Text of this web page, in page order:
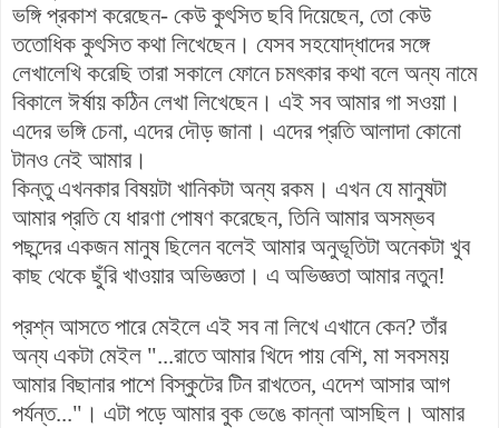
ভঙ্গি প্রকাশ করেছেন- কেউ কুৎসিত ছবি দিয়েছেন, তো কেউ
ততোধিক কুৎসিত কথা লিখেছেন। যেসব সহযোদ্ধাদের সঙ্গে
লেখালেখি করেছি তারা সকালে ফোনে চমৎকার কথা বলে অন্য নামে
বিকালে ঈর্ষায় কঠিন লেখা লিখেছেন। এই সব আমার গা সওয়া।
এদের ভঙ্গি চেনা, এদের দৌড় জানা। এদের প্রতি আলাদা কোনো
টানও নেই আমার।
কিন্তু এখনকার বিষয়টা খানিকটা অন্য রকম। এখন যে মানুষটা
আমার প্রতি যে ধারণা পোষণ করেছেন, তিনি আমার অসম্ভব
পছন্দের একজন মানুষ ছিলেন বলেই আমার অনুভূতিটা অনেকটা খুব
কাছ থেকে ছুঁরি খাওয়ার অভিজ্ঞতা। এ অভিজ্ঞতা আমার নতুন!
প্রশ্ন আসতে পারে মেইলে এই সব না লিখে এখানে কেন? তাঁর
অন্য একটা মেইল "...রাতে আমার খিদে পায় বেশি, মা সবসময়
আমার বিছানার পাশে বিস্কুটের টিন রাখতেন, এদেশ আসার আগ
পর্যন্ত..."। এটা পড়ে আমার বুক ভেঙে কান্না আসছিল। আমার